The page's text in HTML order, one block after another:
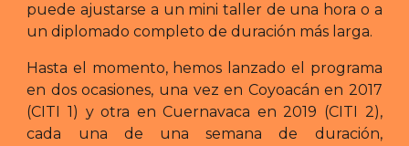
puede ajustarse a un mini taller de una hora o a
un diplomado completo de duración más larga.
Hasta el momento, hemos lanzado el programa
en dos ocasiones, una vez en Coyoacán en 2017
(CITI 1) y otra en Cuernavaca en 2019 (CITI 2),
cada una de una semana de duración,